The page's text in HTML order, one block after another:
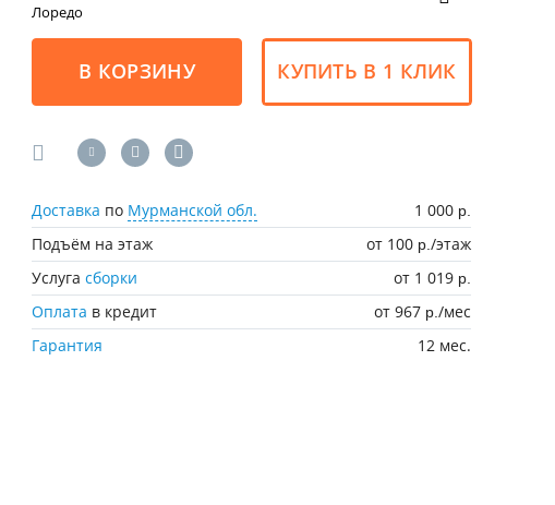
Лоредо
В КОРЗИНУ КУПИТЬ В 1 КЛИК
Доставка по Мурманской обл. 1 000 р.
Подъём на этаж от 100 р./этаж
Услугасборки от 1 019 р.
Оплата в кредит от 967 р./мес
Гарантия
12 мес.